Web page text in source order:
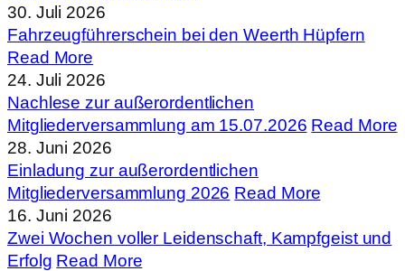
30. Juli 2026
Fahrzeugführerschein bei den Weerth Hüpfern
Read More
24. Juli 2026
Nachlese zur außerordentlichen
Mitgliederversammlung am 15.07.2026 Read More
28. Juni 2026
Einladung zur außerordentlichen
Mitgliederversammlung 2026 Read More
16. Juni 2026
Zwei Wochen voller Leidenschaft, Kampfgeist und
Erfolg Read More